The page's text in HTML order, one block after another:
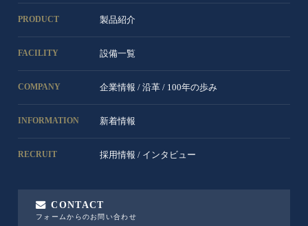
PRODUCT 製品紹介
FACILITY 設備一覧
COMPANY 企業情報 / 沿革 / 100年の歩み
INFORMATION 新着情報
RECRUIT 採用情報 / インタビュー
CONTACT
フォームからのお問い合わせ